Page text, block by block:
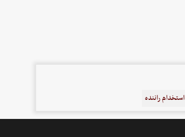
استخدام راننده